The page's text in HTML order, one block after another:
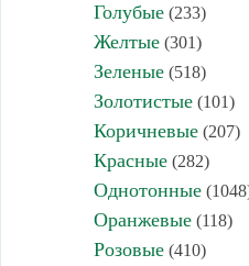
Голубые(233)
Желтые(301)
Зеленые(518)
Золотистые(101)
Коричневые(207)
Красные(282)
Однотонные
Оранжевые(118)
Розовые(410)